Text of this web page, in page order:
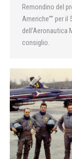
Remondino del
Americhe”” per
dell’Aeronautica
consiglio.